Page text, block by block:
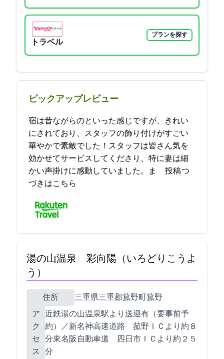
Yahoo!トラベル
プランを探す
ピックアップレビュー
宿は昔ながらのといった感じですが、きれい
にされており、スタッフの飾り付けがすごい
華やかで素敵でした！スタッフは皆さん気を
効かせてサービスしてくださり、特に妻は細
かい声掛けに感動していました。ま… 2021-09-04 13:33:47投稿つ
づきはこちら
湯の山温泉 彩向陽（いろどりこうよ
う）
住所
三重県三重郡菰野町菰野8497
ア
ク
セ
ス
近鉄湯の山温泉駅より送迎有（要事前予
約）／新名神高速道路 菰野ＩＣより約８
分/東名阪自動車道 四日市ＩＣより約２５
分